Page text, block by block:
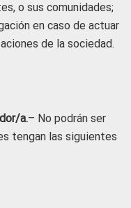
o sus comunidades;
en caso de actuar
de la sociedad.
a.– No podrán ser
tengan las siguientes